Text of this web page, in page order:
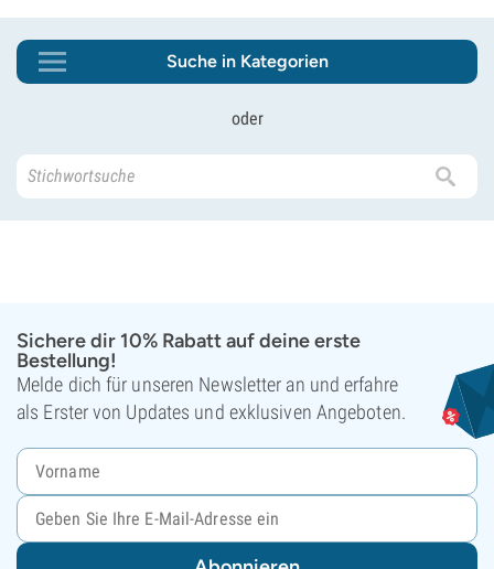
Suche in Kategorien
oder
Sichere dir 10% Rabatt auf deine erste
Bestellung!
Melde dich für unseren Newsletter an und erfahre
als Erster von Updates und exklusiven Angeboten.